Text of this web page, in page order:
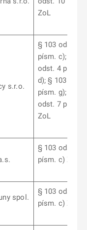
ZoL
s.r.o.
§ 103 odst. 9
písm. c);
odst. 4 písm.
d);§ 103 odst.
písm. g);
odst. 7 písm.
ZoL
§ 103 odst. 6
písm. c) ZoL
spol.
§ 103 odst. 6
písm. c) ZoL